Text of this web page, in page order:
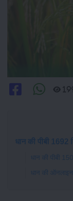
धान की पीबी
धान की पीबी
धान की